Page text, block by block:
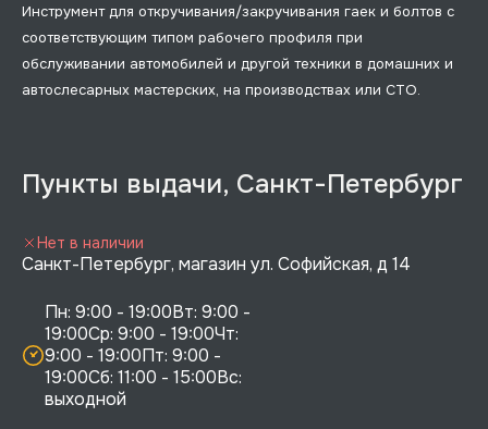
Инструмент для откручивания/закручивания гаек и болтов с
соответствующим типом рабочего профиля при
обслуживании автомобилей и другой техники в домашних и
автослесарных мастерских, на производствах или СТО.
Пункты выдачи, Санкт-Петербург
Санкт-Петербург, магазин ул. Софийская, д 14
Пн: 9:00 - 19:00Вт: 9:00 -
19:00Ср: 9:00 - 19:00Чт:
9:00 - 19:00Пт: 9:00 -
19:00Сб: 11:00 - 15:00Вс:
выходной
Нет в наличии